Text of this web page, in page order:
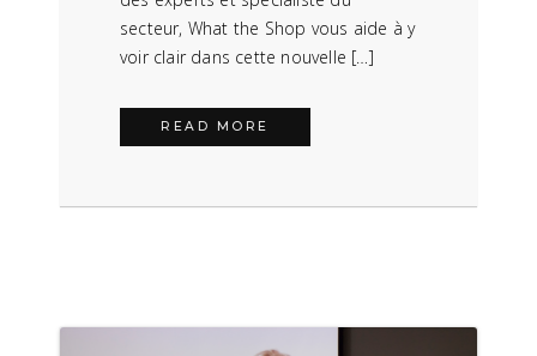
secteur, What the Shop vous aide à y
voir clair dans cette nouvelle […]
READ MORE